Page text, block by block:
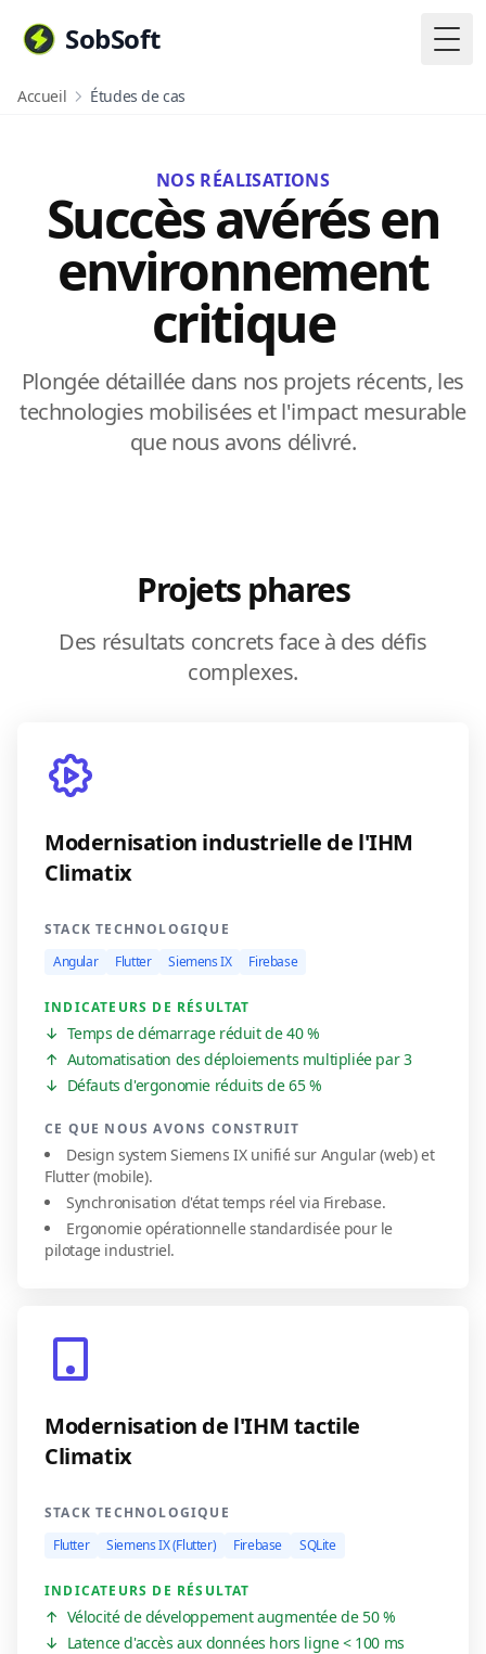
SobSoft
Accueil Études de cas
NOS RÉALISATIONS
Succès avérés en
environnement
critique
Plongée détaillée dans nos projets récents, les
technologies mobilisées et l'impact mesurable
que nous avons délivré.
Projets phares
Des résultats concrets face à des défis
complexes.
Modernisation industrielle de l'IHM
Climatix
STACK TECHNOLOGIQUE
Angular
Flutter Siemens IX Firebase
INDICATEURS DE RÉSULTAT
↓ Temps de démarrage réduit de 40 %
↑ Automatisation des déploiements multipliée par 3
↓ Défauts d'ergonomie réduits de 65 %
CE QUE NOUS AVONS CONSTRUIT
Design system Siemens IX unifié sur Angular (web) et
Flutter (mobile).
Synchronisation d'état temps réel via Firebase.
Ergonomie opérationnelle standardisée pour le
pilotage industriel.
Modernisation de l'IHM tactile
Climatix
STACK TECHNOLOGIQUE
Flutter
Siemens IX (Flutter) Firebase SQLite
INDICATEURS DE RÉSULTAT
↑ Vélocité de développement augmentée de 50 %
↓ Latence d'accès aux données hors ligne < 100 ms